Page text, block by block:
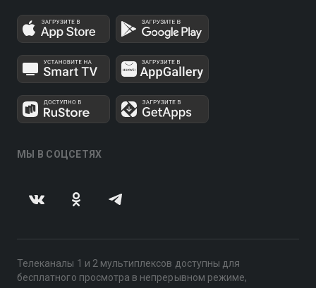
МЫ В СОЦСЕТЯХ
Телеканалы 1 и 2 мультиплексов доступны для
бесплатного просмотра в непрерывном режиме,